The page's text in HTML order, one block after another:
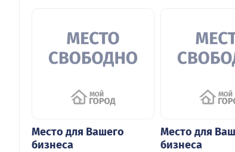
Место для Вашего
бизнеса
Место для
бизнеса